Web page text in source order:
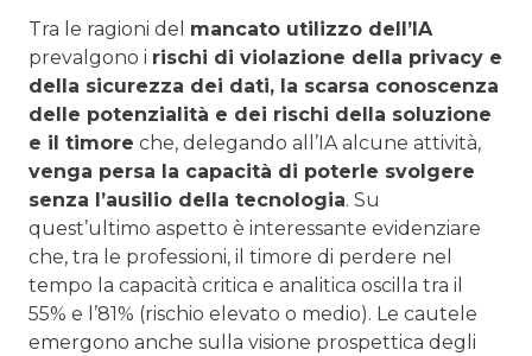
Tra le ragioni del mancato utilizzo dell’IA
prevalgono i rischi di violazione della privacy e
della sicurezza dei dati, la scarsa conoscenza
delle potenzialità e dei rischi della soluzione
e il timore che, delegando all’IA alcune attività,
venga persa la capacità di poterle svolgere
senza l’ausilio della tecnologia. Su
quest’ultimo aspetto è interessante evidenziare
che, tra le professioni, il timore di perdere nel
tempo la capacità critica e analitica oscilla tra il
55% e l’81% (rischio elevato o medio). Le cautele
emergono anche sulla visione prospettica degli